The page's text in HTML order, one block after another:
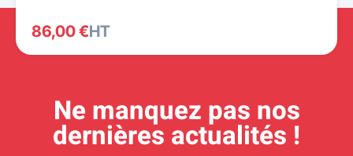
86,00 €HT
Ne manquez pas nos
dernières actualités !